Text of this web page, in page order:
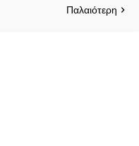
Παλαιότερη